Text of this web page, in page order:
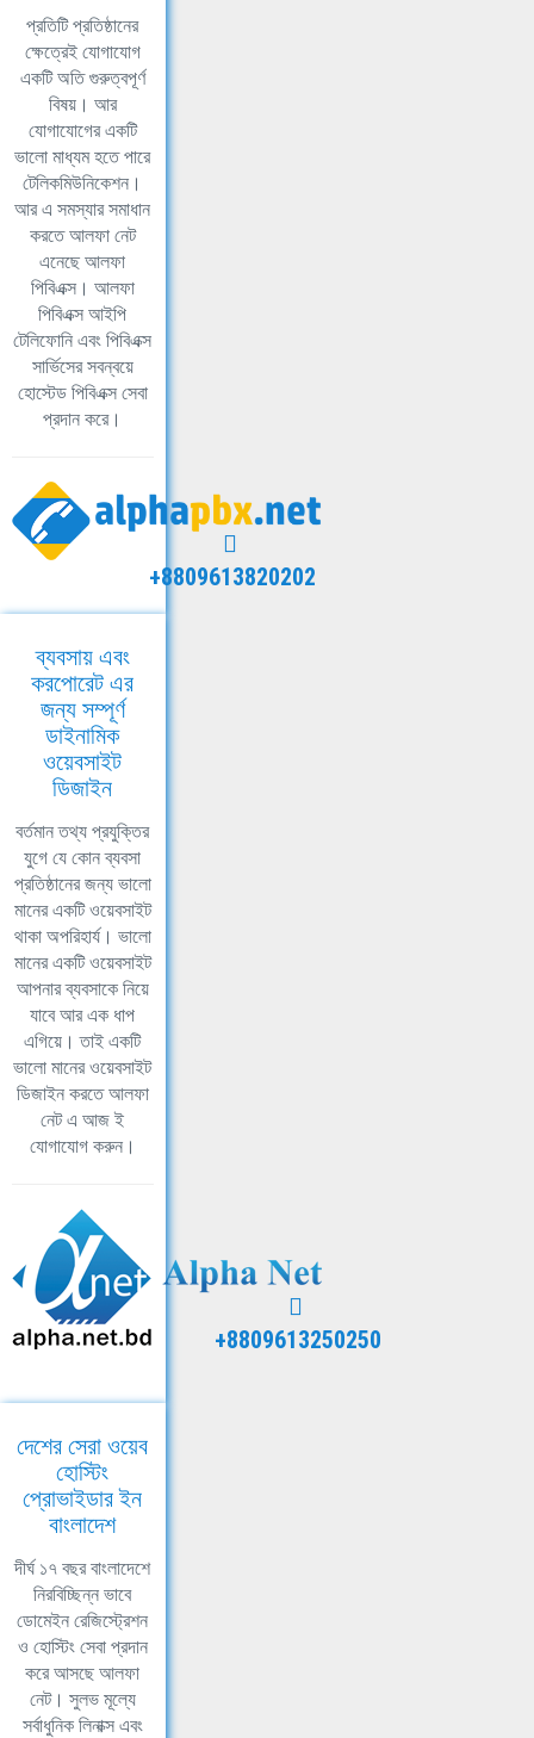
প্রতিটি প্রতিষ্ঠানের
ক্ষেত্রেই যোগাযোগ
একটি অতি গুরুত্বপূর্ণ
বিষয়। আর
যোগাযোগের একটি
ভালো মাধ্যম হতে পারে
টেলিকমিউনিকেশন।
আর এ সমস্যার সমাধান
করতে আলফা নেট
এনেছে আলফা
পিবিএক্স। আলফা
পিবিএক্স আইপি
টেলিফোনি এবং পিবিএক্স
সার্ভিসের সবন্বয়ে
হোস্টেড পিবিএক্স সেবা
প্রদান করে।
+8809613820202
ব্যবসায় এবং
করপোরেট এর
জন্য সম্পূর্ণ
ডাইনামিক
ওয়েবসাইট
ডিজাইন
বর্তমান তথ্য প্রযুক্তির
যুগে যে কোন ব্যবসা
প্রতিষ্ঠানের জন্য ভালো
মানের একটি ওয়েবসাইট
থাকা অপরিহার্য। ভালো
মানের একটি ওয়েবসাইট
আপনার ব্যবসাকে নিয়ে
যাবে আর এক ধাপ
এগিয়ে। তাই একটি
ভালো মানের ওয়েবসাইট
ডিজাইন করতে আলফা
নেট এ আজ ই
যোগাযোগ করুন।
+8809613250250
দেশের সেরা ওয়েব
হোস্টিং
প্রোভাইডার ইন
বাংলাদেশ
দীর্ঘ ১৭ বছর বাংলাদেশে
নিরবিচ্ছিন্ন ভাবে
ডোমেইন রেজিস্ট্রেশন
ও হোস্টিং সেবা প্রদান
করে আসছে আলফা
নেট। সুলভ মূল্যে
সর্বাধুনিক লিনাক্স এবং